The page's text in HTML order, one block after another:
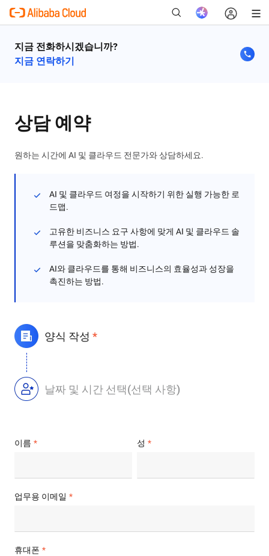
지금 전화하시겠습니까?
지금 연락하기
상담 예약
원하는 시간에 AI 및 클라우드 전문가와 상담하세요.
AI 및 클라우드 여정을 시작하기 위한 실행 가능한 로
드맵.
고유한 비즈니스 요구 사항에 맞게 AI 및 클라우드 솔
루션을 맞춤화하는 방법.
AI와 클라우드를 통해 비즈니스의 효율성과 성장을
촉진하는 방법.
양식 작성 *
날짜 및 시간 선택(선택 사항)
이름 성
업무용 이메일
휴대폰